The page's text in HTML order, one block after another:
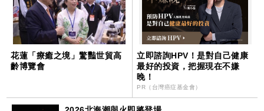
花蓮「療癒之境」驚豔世貿高
齡博覽會
立即諮詢HPV！是對自己健康
最好的投資，把握現在不嫌
晚！
PR（台灣癌症基金會）